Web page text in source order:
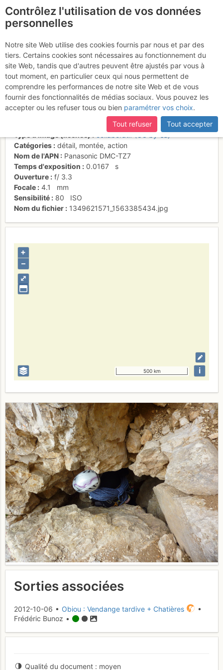
Obiou, chatières
supérieures : 1ère chatière
Activités
Date/heure
Frédéric Bunoz
collaboratif (CC by-sa)
Catégories
détail, montée, action
Nom de l'APN
Panasonic DMC-TZ7
Temps d'exposition
0.0167
s
Ouverture
f/ 3.3
Focale
4.1
mm
Sensibilité
80
ISO
Nom du fichier
1349621571_1563385434.jpg
⤢
+
–
500 km i
Sorties associées
2012-10-06 • Obiou : Vendange tardive + Chatières
•
Frédéric Bunoz •
Qualité du document moyen
Contrôlez l'utilisation de vos données
personnelles
Notre site Web utilise des cookies fournis par nous et par des
tiers. Certains cookies sont nécessaires au fonctionnement du
site Web, tandis que d'autres peuvent être ajustés par vous à
tout moment, en particulier ceux qui nous permettent de
comprendre les performances de notre site Web et de vous
fournir des fonctionnalités de médias sociaux. Vous pouvez les
accepter ou les refuser tous ou bien paramétrer vos choix.
Tout refuser
Tout accepter